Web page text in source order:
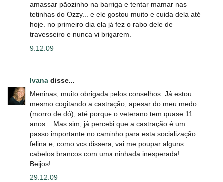
amassar pãozinho na barriga e tentar mamar nas
tetinhas do Ozzy... e ele gostou muito e cuida dela até
hoje. no primeiro dia ela já fez o rabo dele de
travesseiro e nunca vi brigarem.
9.12.09
Ivana disse...
Meninas, muito obrigada pelos conselhos. Já estou
mesmo cogitando a castração, apesar do meu medo
(morro de dó), até porque o veterano tem quase 11
anos... Mas sim, já percebi que a castração é um
passo importante no caminho para esta socialização
felina e, como vcs dissera, vai me poupar alguns
cabelos brancos com uma ninhada inesperada!
Beijos!
29.12.09